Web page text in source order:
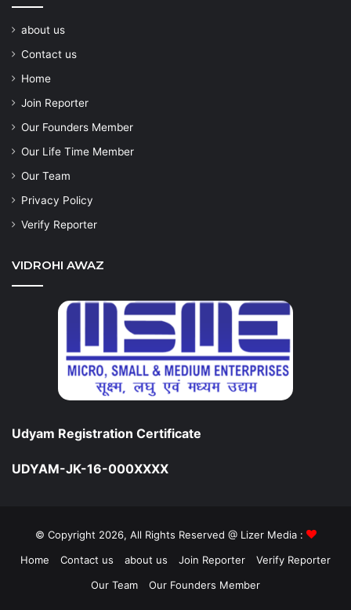
about us
Contact us
Home
Join Reporter
Our Founders Member
Our Life Time Member
Our Team
Privacy Policy
Verify Reporter
VIDROHI AWAZ
Udyam Registration Certificate
UDYAM-JK-16-000XXXX
© Copyright 2026, All Rights Reserved @ Lizer Media :
Home
Contact us about us Join Reporter
Verify Reporter
Our Team
Our Founders Member